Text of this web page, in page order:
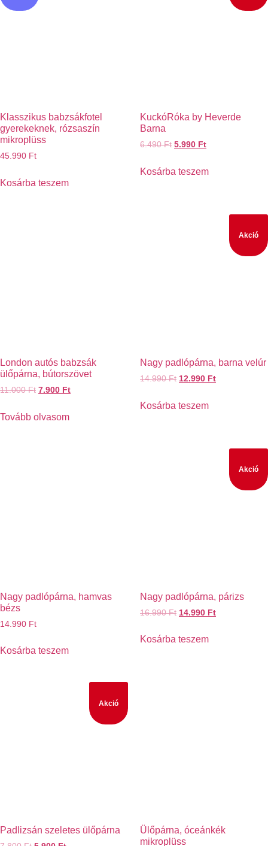
Klasszikus babzsákfotel
gyerekeknek, rózsaszín
mikroplüss
45.990 Ft
Kosárba teszem
KuckóRóka by Heverde
Barna
6.490Ft 5.990 Ft
Kosárba teszem
London autós babzsák
ülőpárna, bútorszövet
11.000Ft 7.900 Ft
Tovább olvasom
Akció
Nagy padlópárna, barna velúr
14.990Ft 12.990 Ft
Kosárba teszem
Nagy padlópárna, hamvas
bézs
14.990 Ft
Kosárba teszem
Akció
Nagy padlópárna, párizs
16.990Ft 14.990 Ft
Kosárba teszem
Akció
Padlizsán szeletes ülőpárna
Ülőpárna, óceánkék
mikroplüss